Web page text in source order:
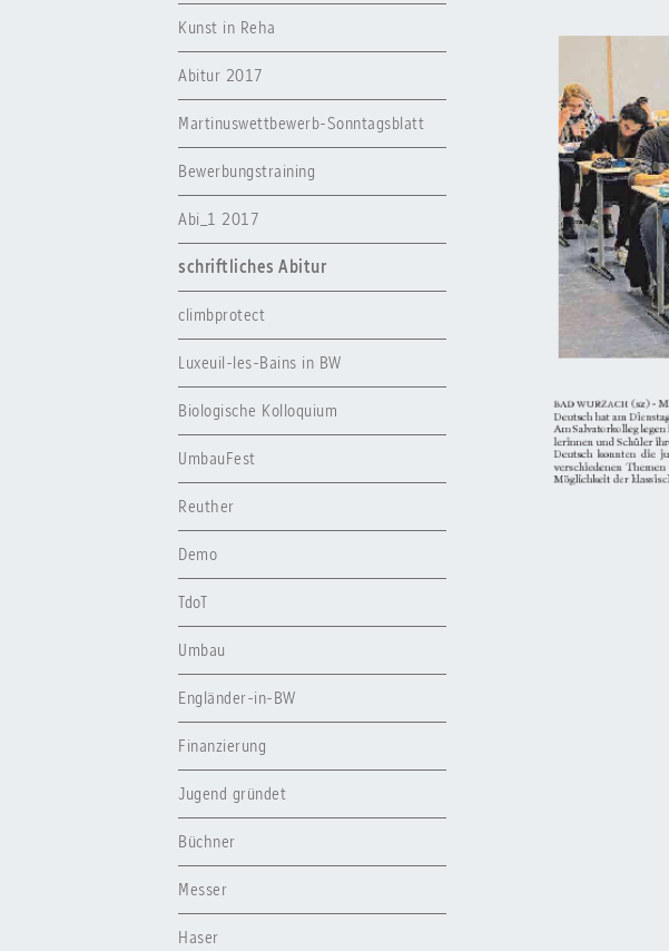
Kunst in Reha
Abitur 2017
Martinuswettbewerb-Sonntagsblatt
Bewerbungstraining
Abi_1 2017
schriftliches Abitur
climbprotect
Luxeuil-les-Bains in BW
Biologische Kolloquium
UmbauFest
Reuther
Demo
TdoT
Umbau
Engländer-in-BW
Finanzierung
Jugend gründet
Büchner
Messer
Haser